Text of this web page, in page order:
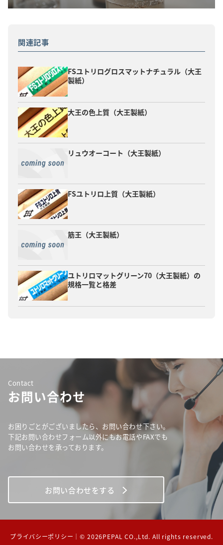
関連記事
FSユトリログロスマットナチュラル（大王
製紙）
大王の色上質（大王製紙）
リュウオーコート（大王製紙）
FSユトリロ上質（大王製紙）
筋王（大王製紙）
ユトリロマットグリーン70（大王製紙）の
規格一覧と格差
Contact
お問い合わせ
お困りごとがございましたら、お問い合わせ下さい。
下記お問い合わせフォーム以外にもお電話やFAXでも
お問い合わせを承っております。
お問い合わせをする
プライバシーポリシー ｜© 2026PEPAL CO.,Ltd. All rights reserved.